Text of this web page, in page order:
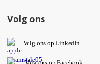
Volg ons
Volg ons op LinkedIn
Volg ons op Facebook